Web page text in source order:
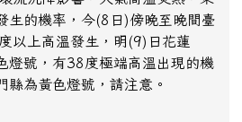
生的機率，今(8日)傍晚至晚間臺
以上高溫發生，明(9)日花蓮
燈號，有38度極端高溫出現的機
縣為黃色燈號，請注意。